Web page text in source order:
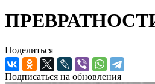
Поделиться
Подписаться на обновления